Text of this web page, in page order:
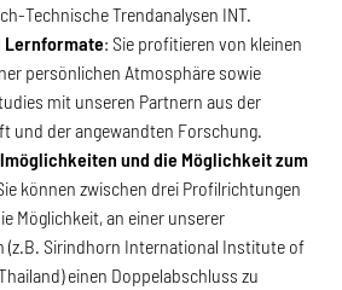
Technische Trendanalysen INT.
Lernformate: Sie profitieren von kleinen
persönlichen Atmosphäre sowie
mit unseren Partnern aus der
und der angewandten Forschung.
und die Möglichkeit zum
können zwischen drei Profilrichtungen
Möglichkeit, an einer unserer
(z.B. Sirindhorn International Institute of
einen Doppelabschluss zu